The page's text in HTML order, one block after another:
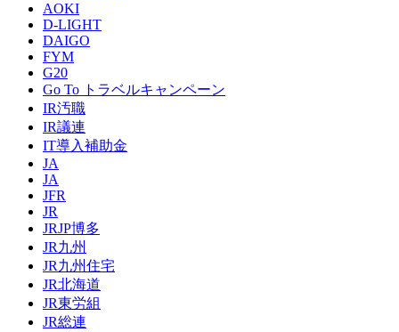
AOKI
D-LIGHT
DAIGO
FYM
G20
Go To トラベルキャンペーン
IR汚職
IR議連
IT導入補助金
JA
JA
JFR
JR
JRJP博多
JR九州
JR九州住宅
JR北海道
JR東労組
JR総連